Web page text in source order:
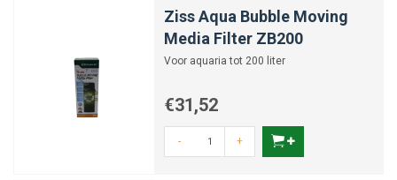
Ziss Aqua Bubble Moving
Media Filter ZB200
Voor aquaria tot 200 liter
€31,52
- +